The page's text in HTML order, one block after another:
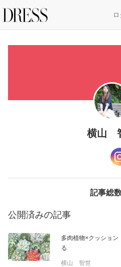
恋愛/結婚/離婚
美容/健康
横山
記事総
公開済みの記事
多肉植物×クッショ
る
横山 智世